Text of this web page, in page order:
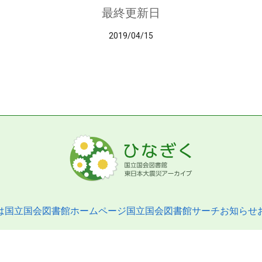
最終更新日
2019/04/15
国立国会図書館ホームページ国立国会図書館サーチお知らせ